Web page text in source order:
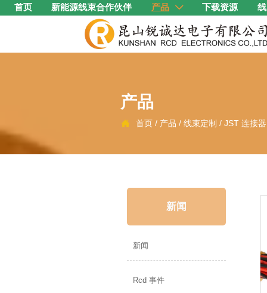
首页 新能源线束合作伙伴 产品  下载资源
产品
 首页 / 产品 /线束定制 /JST 连接
新闻
新闻
Rcd 事件